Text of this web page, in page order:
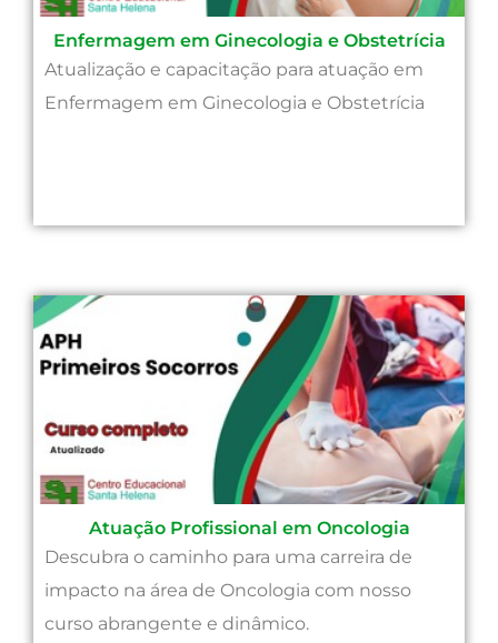
Enfermagem em Ginecologia e Obstetrícia
Atualização e capacitação para atuação em
Enfermagem em Ginecologia e Obstetrícia
Atuação Profissional em Oncologia
Descubra o caminho para uma carreira de
impacto na área de Oncologia com nosso
curso abrangente e dinâmico.